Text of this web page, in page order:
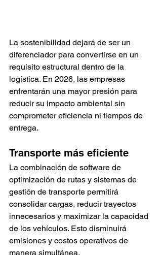
La sostenibilidad dejará de ser un
diferenciador para convertirse en un
requisito estructural dentro de la
logística. En 2026, las empresas
enfrentarán una mayor presión para
reducir su impacto ambiental sin
comprometer eficiencia ni tiempos de
entrega.
Transporte más eficiente
La combinación de software de
optimización de rutas y sistemas de
gestión de transporte permitirá
consolidar cargas, reducir trayectos
innecesarios y maximizar la capacidad
de los vehículos. Esto disminuirá
emisiones y costos operativos de
manera simultánea.